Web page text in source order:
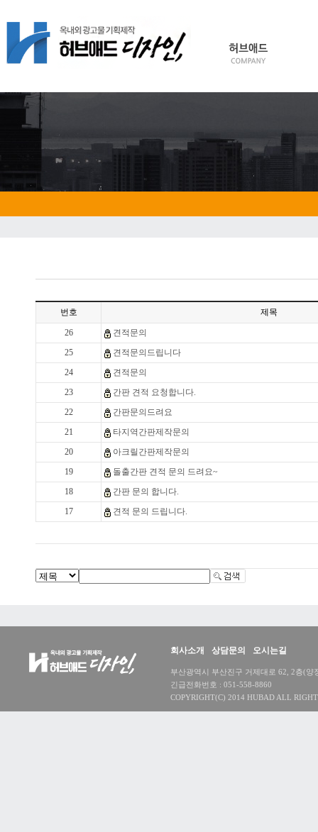
번호 제목
26
견적문의
25
견적문의드립니다
24
견적문의
23
간판 견적 요청합니다.
22
간판문의드려요
21
타지역간판제작문의
20
아크릴간판제작문의
19
돌출간판 견적 문의 드려요~
18
간판 문의 합니다.
17
견적 문의 드립니다.
회사소개 상담문의 오시는길
부산광역시 부산진구 거제대로 62, 2층(양
긴급전화번호 : 051-558-8860
COPYRIGHT(C) 2014 HUBAD ALL